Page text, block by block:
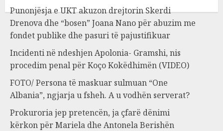
Punonjësja e UKT akuzon drejtorin Skerdi
Drenova dhe “bosen” Joana Nano për abuzim me
fondet publike dhe pasuri të pajustifikuar
Incidenti në ndeshjen Apolonia- Gramshi, nis
procedim penal për Koço Kokëdhimën (VIDEO)
FOTO/ Persona të maskuar sulmuan “One
Albania”, ngjarja u fsheh. A u vodhën serverat?
Prokuroria jep pretencën, ja çfarë dënimi
kërkon për Mariela dhe Antonela Berishën